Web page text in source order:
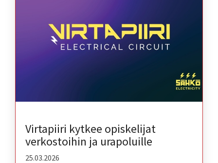
Virtapiiri kytkee opiskelijat
verkostoihin ja urapoluille
25.03.2026